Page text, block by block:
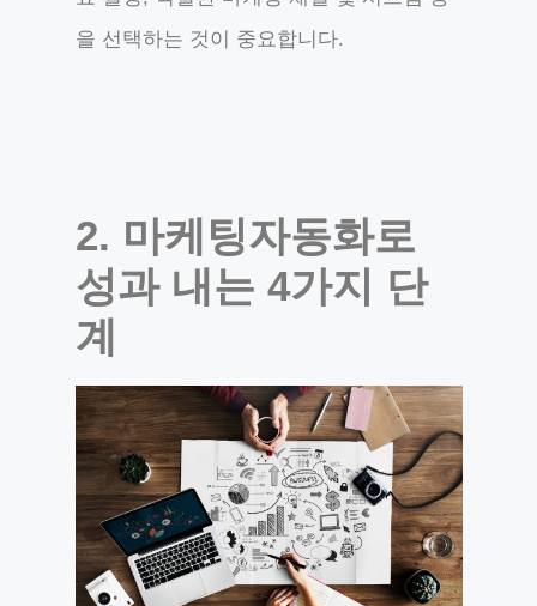
을 선택하는 것이 중요합니다.
2. 마케팅자동화로
성과 내는 4가지 단
계